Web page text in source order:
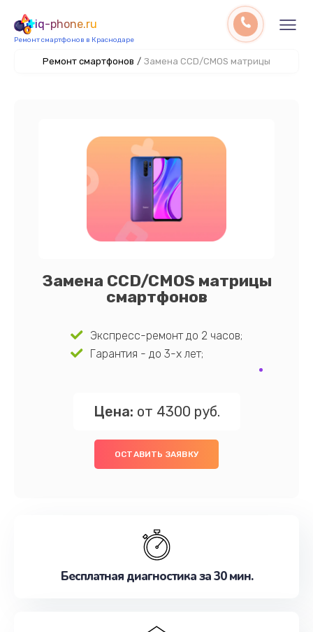
iq-phone.ru
Ремонт смартфонов в Краснодаре
Ремонт смартфонов / Замена CCD/CMOS матрицы
Замена CCD/CMOS матрицы
смартфонов
Экспресс-ремонт до 2 часов;
Гарантия - до 3-х лет;
Цена: от 4300 руб.
ОСТАВИТЬ ЗАЯВКУ
Бесплатная диагностика за 30 мин.